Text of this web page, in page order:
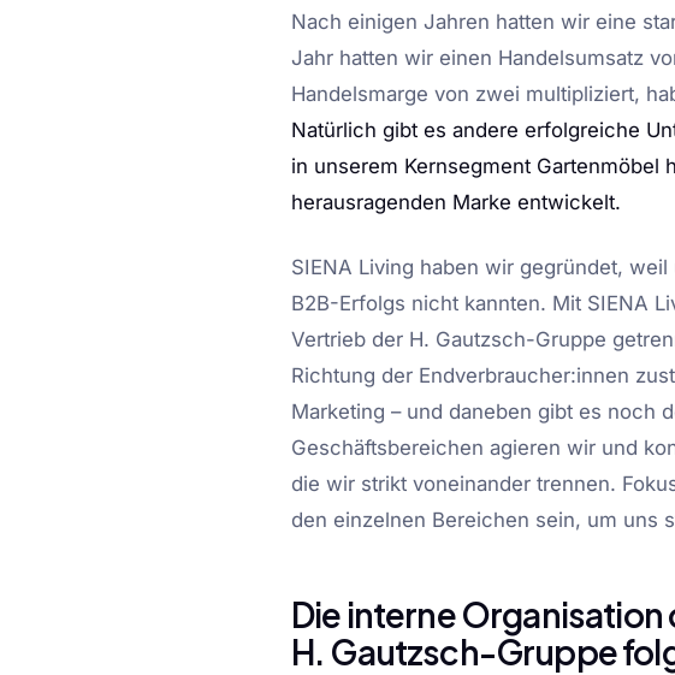
Nach einigen Jahren hatten wir eine
Jahr hatten wir einen Handelsumsatz
Handelsmarge von zwei multipliziert,
Natürlich gibt es andere erfolgreiche
in unserem Kernsegment
herausragenden Marke entwickelt.
SIENA Living haben wir gegründet,
B2B-Erfolgs nicht kannten. Mit SIENA
Vertrieb der H. Gautzsch-Gruppe
Richtung der Endverbraucher:innen
Marketing – und daneben gibt es noch
Geschäftsbereichen agieren wir und
die wir strikt voneinander trennen.
den einzelnen Bereichen sein, um uns
Die interne Organisation
H. Gautzsch-Gruppe